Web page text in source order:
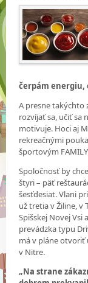
čerpám energiu,
A presne takýchto
rozvíjať sa, učiť sa
motivuje. Hoci aj
rekreačnými
športovým
Spoločnosť by
štyri – päť
šesťdesiat. Vlani
už tretia v Žiline, v
Spišskej Novej Vsi
prevádzka typu
má v pláne otvoriť
v Nitre.
„Na strane